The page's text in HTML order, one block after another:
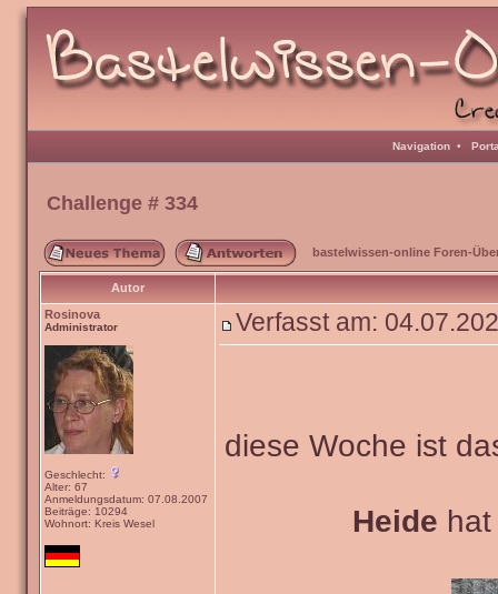
Navigation •
Challenge # 334
bastelwissen-online Foren-
Autor
Rosinova
Administrator
Geschlecht:
Alter: 67
Anmeldungsdatum: 07.08.2007
Beiträge: 10294
Wohnort: Kreis Wesel
Verfasst am:
diese Woche ist
Heide